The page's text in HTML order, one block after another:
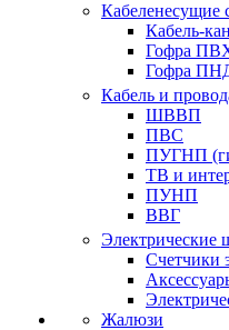
Кабеленесущие
Кабель-
Гофра
Гофра
Кабель и
ШВВП
ПВС
ПУГНП
ТВ и
ПУНП
ВВГ
Электрические
Счетчики
Жалюзи